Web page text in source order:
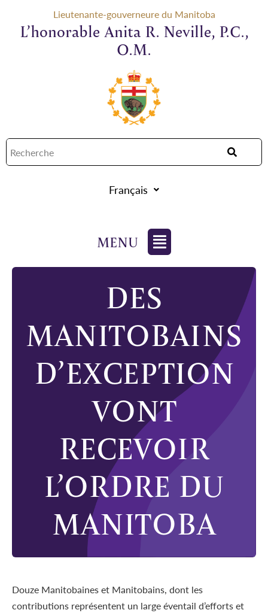
Lieutenante-gouverneure du Manitoba
L’honorable Anita R. Neville, P.C.,
O.M.
Français
DES
MANITOBAINS
D’EXCEPTION
VONT
RECEVOIR
L’ORDRE DU
MANITOBA
Douze Manitobaines et Manitobains, dont les
contributions représentent un large éventail d’efforts et